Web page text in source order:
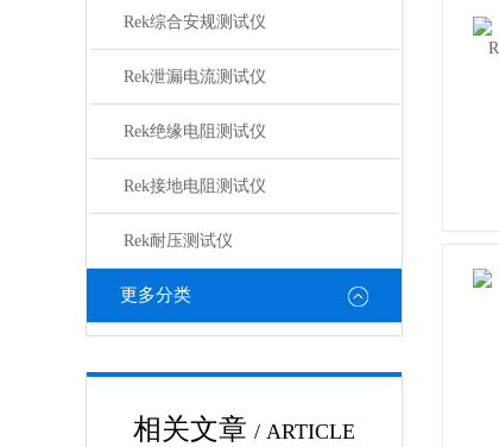
Rek综合安规测试仪
Rek泄漏电流测试仪
Rek绝缘电阻测试仪
Rek接地电阻测试仪
Rek耐压测试仪
更多分类
相关文章 / ARTICLE